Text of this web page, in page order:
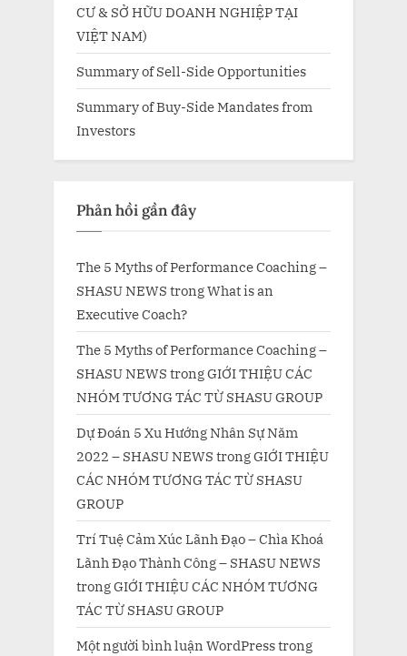
CƯ & SỞ HỮU DOANH NGHIỆP TẠI
VIỆT NAM)
Summary of Sell-Side Opportunities
Summary of Buy-Side Mandates from
Investors
Phản hồi gần đây
The 5 Myths of Performance Coaching –
SHASU NEWS trongWhat is an
Executive Coach?
The 5 Myths of Performance Coaching –
SHASU NEWS trongGIỚI THIỆU CÁC
NHÓM TƯƠNG TÁC TỪ SHASU GROUP
Dự Đoán 5 Xu Hướng Nhân Sự Năm
2022 – SHASU NEWS trongGIỚI THIỆU
CÁC NHÓM TƯƠNG TÁC TỪ SHASU
GROUP
Trí Tuệ Cảm Xúc Lãnh Đạo – Chìa Khoá
Lãnh Đạo Thành Công – SHASU NEWS
trongGIỚI THIỆU CÁC NHÓM TƯƠNG
TÁC TỪ SHASU GROUP
Một người bình luận WordPresstrong